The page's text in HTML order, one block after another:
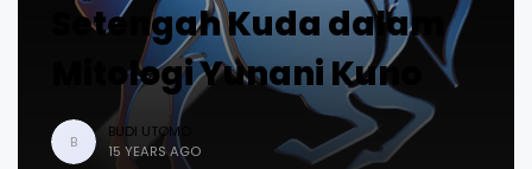
Setengah Kuda dalam
Mitologi Yunani Kuno
B
BUDI UTOMO
15 YEARS AGO